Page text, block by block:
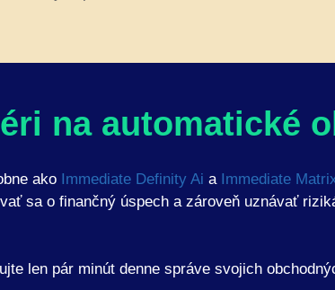
na automatické
ako Immediate Definity Ai a Immediate
sa o finančný úspech a zároveň uznávať
len pár minút denne správe svojich